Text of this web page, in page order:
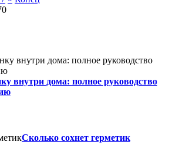
внутри дома: полное руководство
Сколько сохнет герметик